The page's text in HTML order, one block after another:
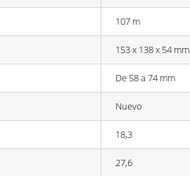
107 m
153 x 138 x 54 mm
De 58 a 74 mm
Nuevo
18,3
27,6